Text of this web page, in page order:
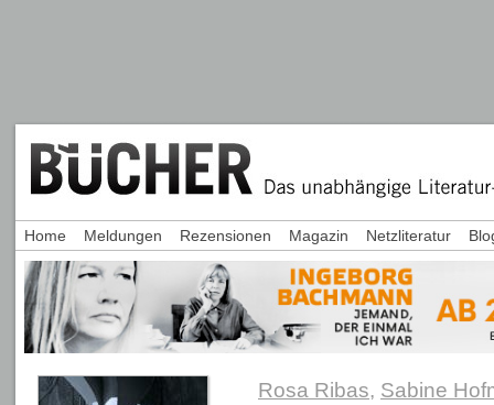
Rosa Ribas, Sabine
Home Meldungen Rezensionen Magazin Netzliteratur